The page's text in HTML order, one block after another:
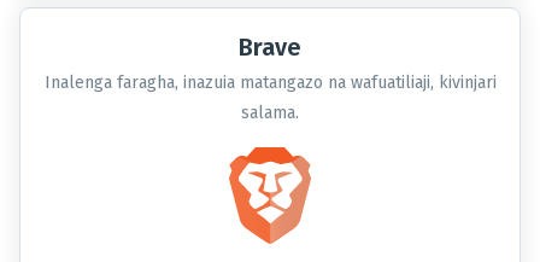
Brave
Inalenga faragha, inazuia matangazo na wafuatiliaji, kivinjari
salama.